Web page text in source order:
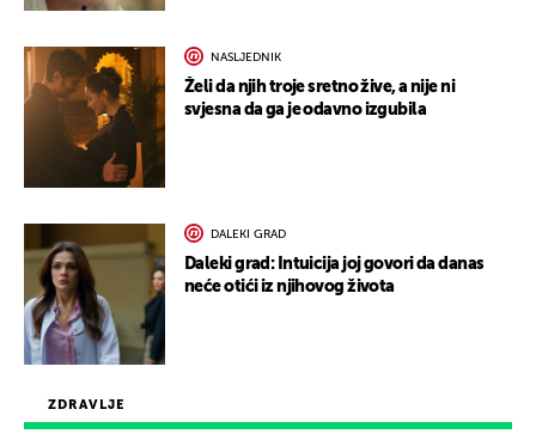
ZDRAVLJE
NASLJEDNIK
Želi da njih troje sretno žive, a nije ni
svjesna da ga je odavno izgubila
DALEKI GRAD
Daleki grad: Intuicija joj govori da danas
neće otići iz njihovog života